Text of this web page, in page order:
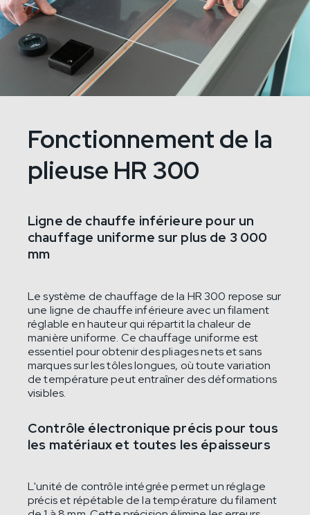
Fonctionnement de la
plieuse HR 300
Ligne de chauffe inférieure pour un
chauffage uniforme sur plus de 3 000
mm
Le système de chauffage de la HR 300 repose sur
une ligne de chauffe inférieure avec un filament
réglable en hauteur qui répartit la chaleur de
manière uniforme. Ce chauffage uniforme est
essentiel pour obtenir des pliages nets et sans
marques sur les tôles longues, où toute variation
de température peut entraîner des déformations
visibles.
Contrôle électronique précis pour tous
les matériaux et toutes les épaisseurs
L'unité de contrôle intégrée permet un réglage
précis et répétable de la température du filament